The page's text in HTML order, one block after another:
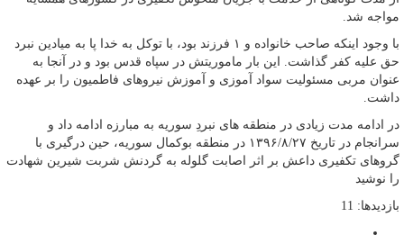
مواجه شد.
با وجود اینکه صاحب خانواده و ۱ فرزند بود، با توکل به خدا پا به میادین نبرد
حق علیه کفر گذاشت. این بار ماموریتش در سپاه قدس بود و در آنجا به
عنوان مربی مسئولیت سواد آموزی و آموزش نیروهای فاطمیون را بر عهده
داشت.
در ادامه مدت زیادی در منطقه های نبردِ سوریه به مبارزه ادامه داد و
سرانجام در تاریخ ۱۳۹۶/۸/۲۷ در منطقه بوکمال سوریه، حین درگیری با
گروهای تکفیری داعش بر اثر اصابت گلوله به گردنش شربت شیرین شهادت
را نوشید
بازدیدها: 11